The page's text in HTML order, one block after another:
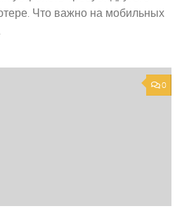
Что важно на мобильных
0